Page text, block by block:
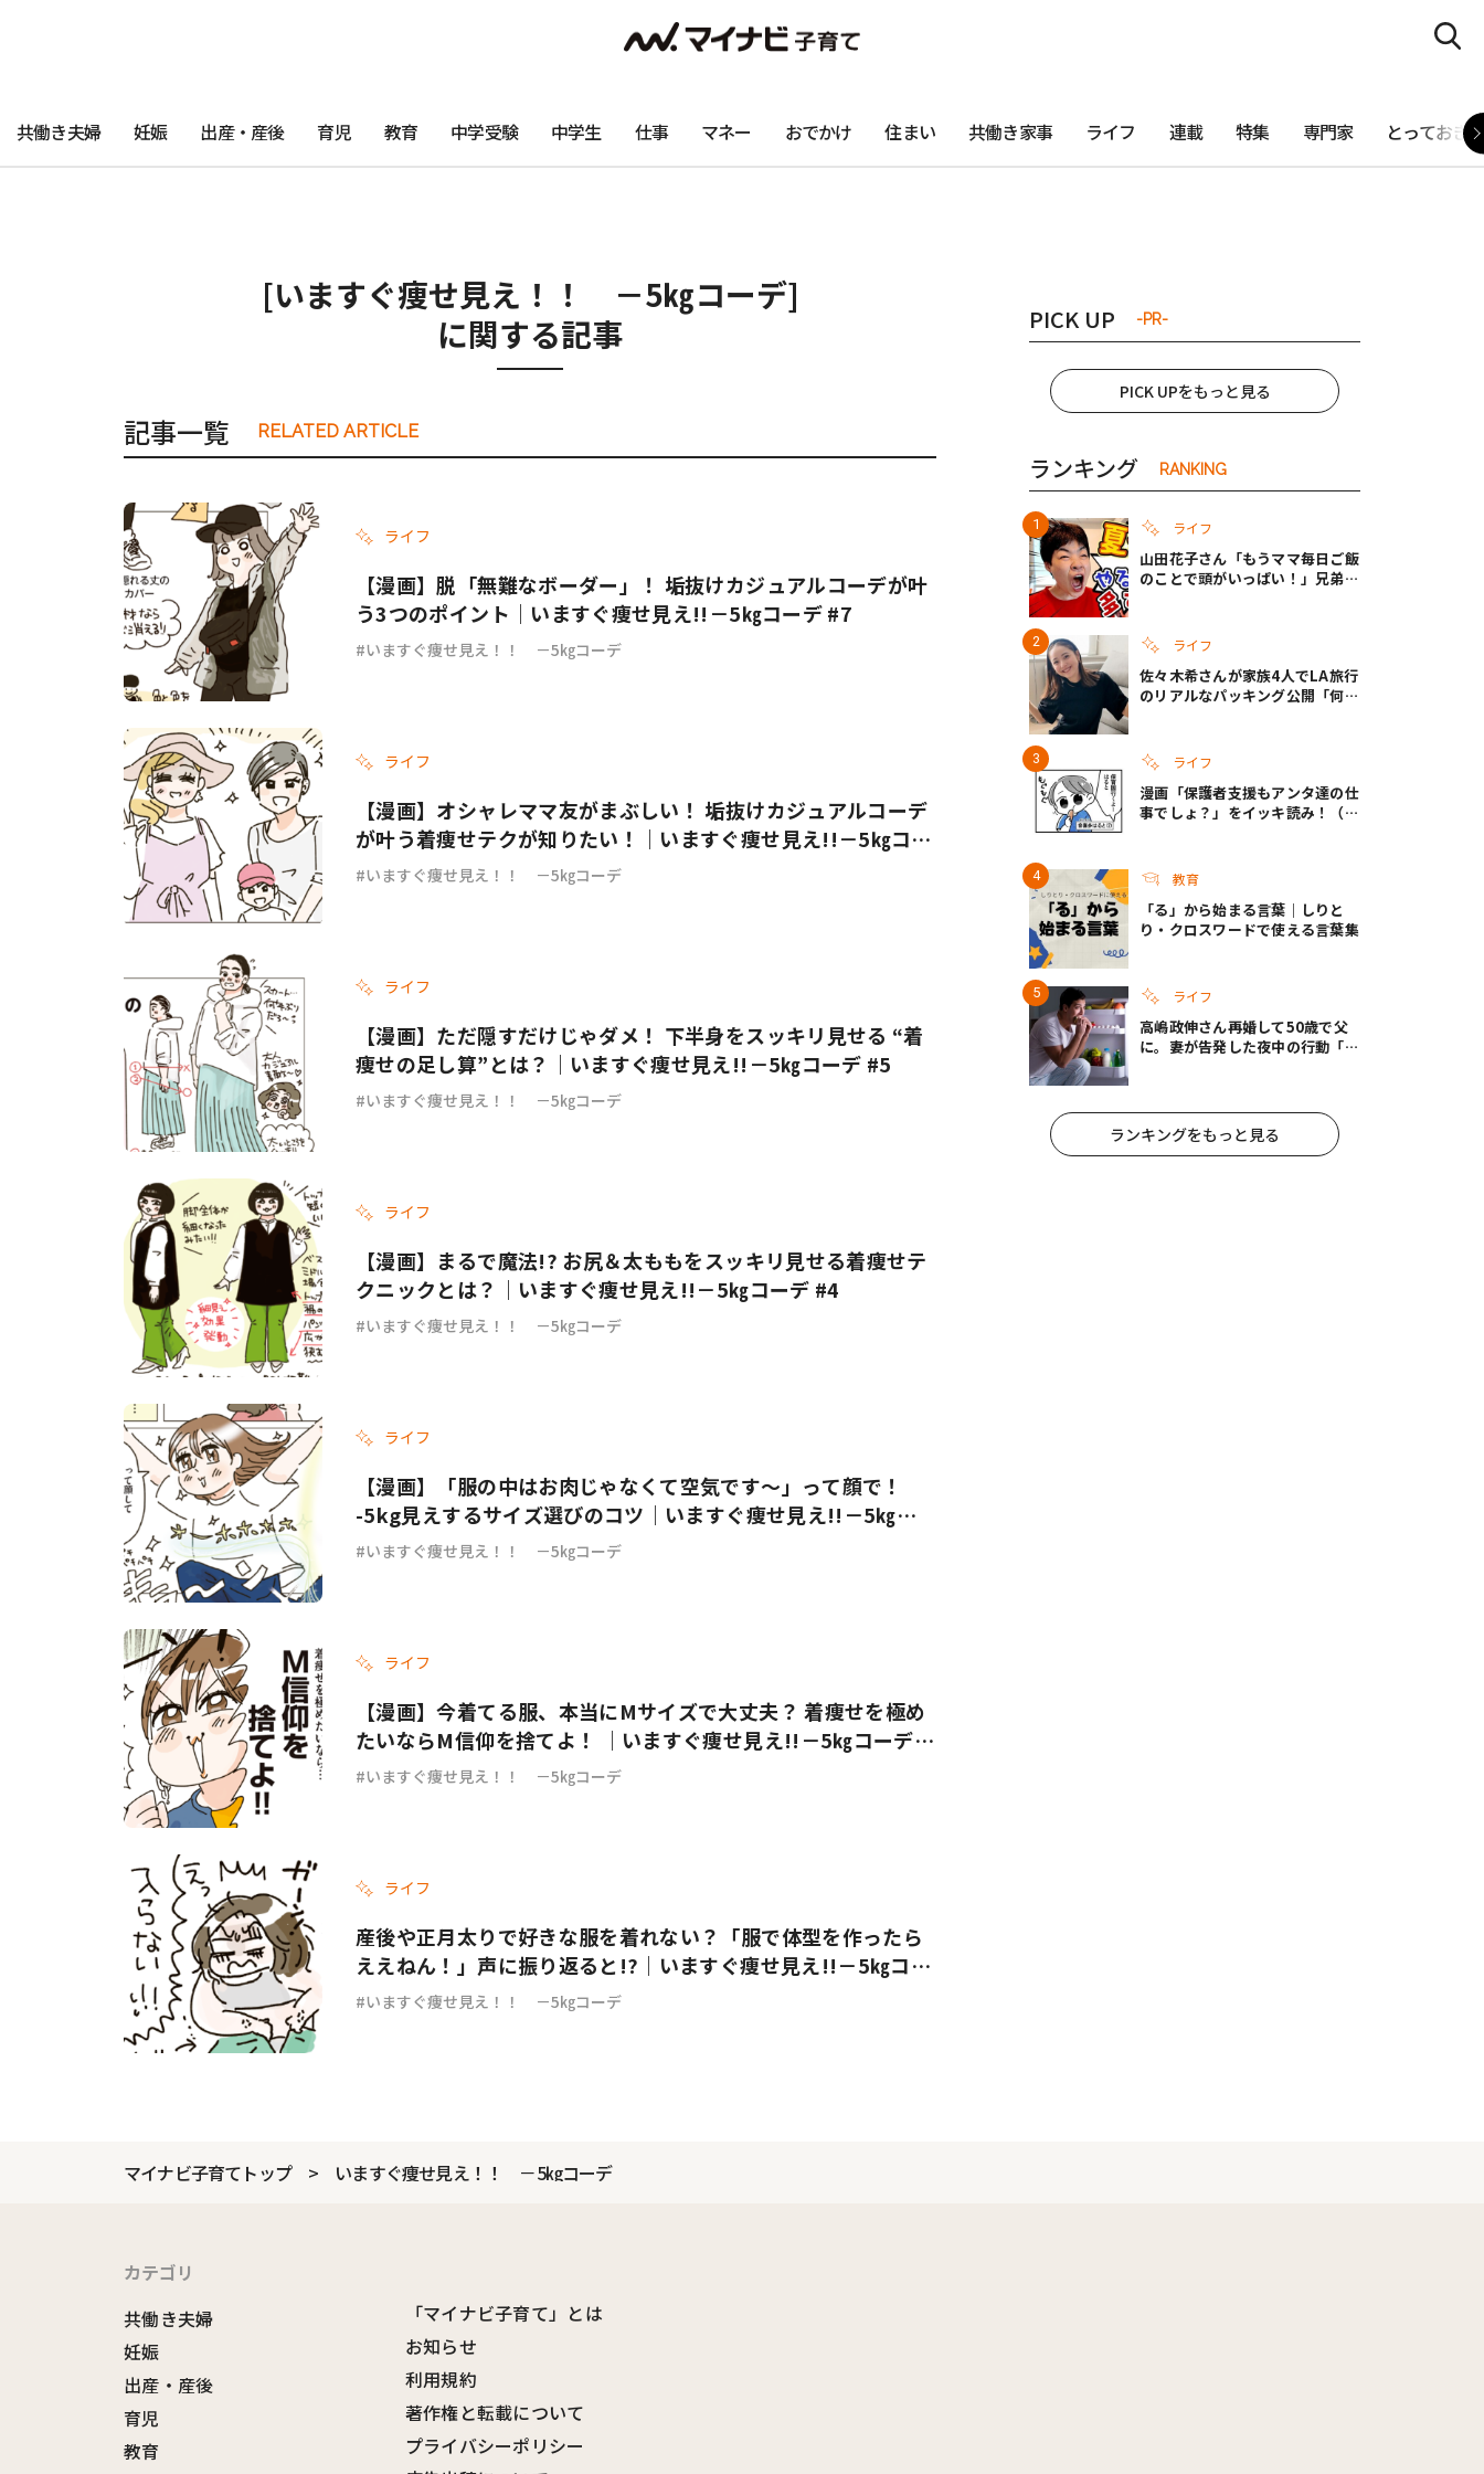
#ワンオペ育児 #共働き夫婦 #産休 #育休
#渡邊大地の令和的ワーパパ道 #ベビーニュース
共働き夫婦 妊娠 出産・産後 育児 教育 中学受験 中学生 仕事 マネー おでかけ 住まい 共働き家事 ライフ 連載 特集 専門家 とっておき
[いますぐ痩せ見え！！ －5㎏コーデ]
に関する記事
記事一覧 RELATED ARTICLE
ライフ
【漫画】脱「無難なボーダー」！ 垢抜けカジュアルコーデが叶
う3つのポイント｜いますぐ痩せ見え!!－5㎏コーデ #7
いますぐ痩せ見え！！ －5㎏コーデ
ライフ
【漫画】オシャレママ友がまぶしい！ 垢抜けカジュアルコーデ
が叶う着痩せテクが知りたい！｜いますぐ痩せ見え!!－5㎏コー
デ #6
いますぐ痩せ見え！！ －5㎏コーデ
ライフ
【漫画】ただ隠すだけじゃダメ！ 下半身をスッキリ見せる “着
痩せの足し算”とは？｜いますぐ痩せ見え!!－5㎏コーデ #5
いますぐ痩せ見え！！ －5㎏コーデ
ライフ
【漫画】まるで魔法!? お尻＆太ももをスッキリ見せる着痩せテ
クニックとは？｜いますぐ痩せ見え!!－5㎏コーデ #4
いますぐ痩せ見え！！ －5㎏コーデ
ライフ
【漫画】「服の中はお肉じゃなくて空気です～」って顔で！
-5kg見えするサイズ選びのコツ｜いますぐ痩せ見え!!－5㎏コ
ーデ #3
いますぐ痩せ見え！！ －5㎏コーデ
ライフ
【漫画】今着てる服、本当にMサイズで大丈夫？ 着痩せを極め
たいならM信仰を捨てよ！ ｜いますぐ痩せ見え!!－5㎏コーデ
#2いますぐ痩せ見え！！ －5㎏コーデ
ライフ
産後や正月太りで好きな服を着れない？「服で体型を作ったら
ええねん！」声に振り返ると!?｜いますぐ痩せ見え!!－5㎏コー
デ #1
いますぐ痩せ見え！！ －5㎏コーデ
PICK UP -PR-
PICK UPをもっと見る
ランキング RANKING
ライフ
山田花子さん「もうママ毎日ご飯
のことで頭がいっぱい！」兄弟夏
ライフ
佐々木希さんが家族4人でLA旅行
のリアルなパッキング公開「何が
ライフ
漫画「保護者支援もアンタ達の仕
事でしょ？」をイッキ読み！（右
教育
「る」から始まる言葉｜しりと
り・クロスワードで使える言葉集
ライフ
高嶋政伸さん再婚して50歳で父
に。妻が告発した夜中の行動「こ
ランキングをもっと見る
マイナビ子育てトップ いますぐ痩せ見え！！ －5㎏コーデ
カテゴリ
共働き夫婦
妊娠
出産・産後
育児
教育
「マイナビ子育て」とは
お知らせ
利用規約
著作権と転載について
プライバシーポリシー